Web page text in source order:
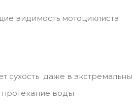
видимость мотоциклиста
сухость даже в
воды